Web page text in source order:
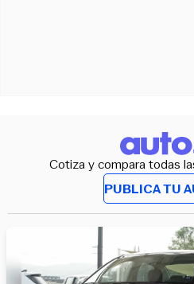
Cotiza y compara todas
PUBLICA TU